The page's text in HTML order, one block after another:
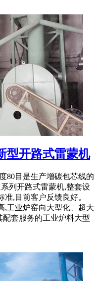
型开路式雷蒙机
80目是生产增碳包芯线的
列开路式雷蒙机,整套设
,目前客户反馈良好。
,工业炉窑向大型化、超大
套服务的工业炉料大型